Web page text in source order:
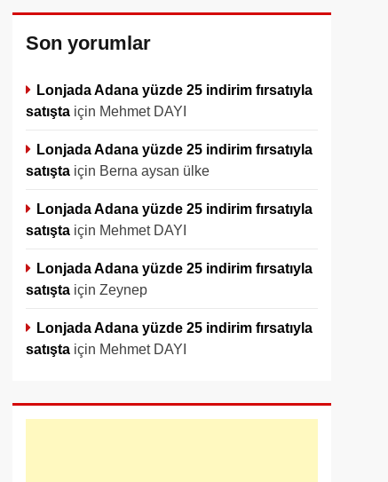
Son yorumlar
Lonjada Adana yüzde 25 indirim fırsatıyla
satışta için Mehmet DAYI
Lonjada Adana yüzde 25 indirim fırsatıyla
satışta için Berna aysan ülke
Lonjada Adana yüzde 25 indirim fırsatıyla
satışta için Mehmet DAYI
Lonjada Adana yüzde 25 indirim fırsatıyla
satışta için Zeynep
Lonjada Adana yüzde 25 indirim fırsatıyla
satışta için Mehmet DAYI